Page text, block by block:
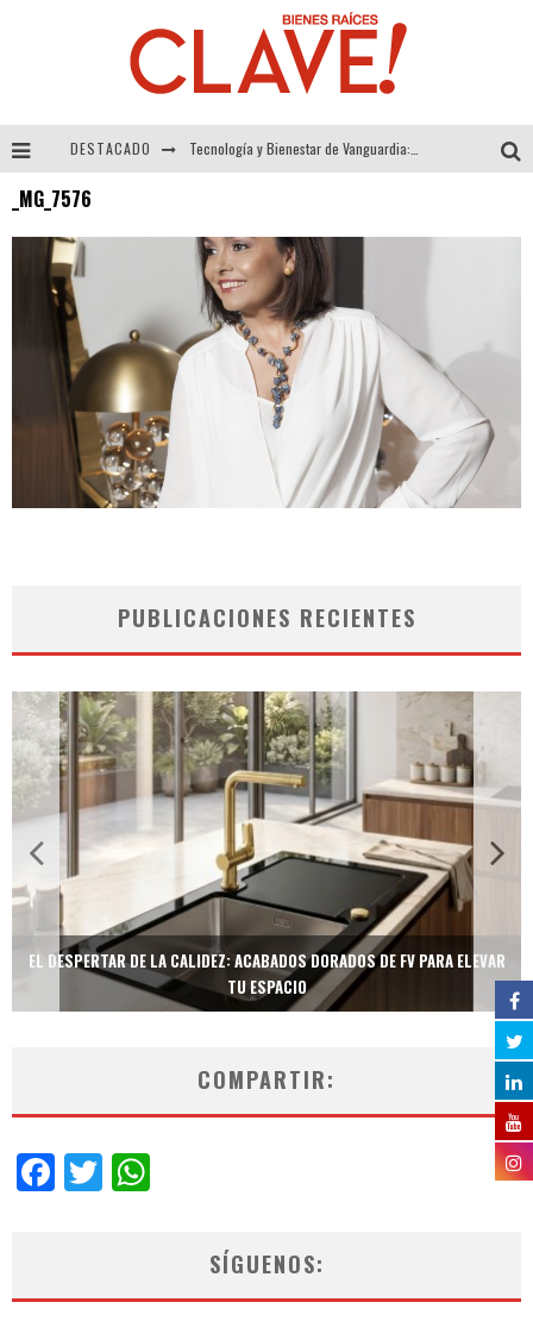
DESTACADO
Alexandra Bedoya – La Constancia detrás de La Paletería
_MG_7576
PUBLICACIONES RECIENTES
EL DESPERTAR DE LA CALIDEZ: ACABADOS DORADOS DE FV PARA ELEVAR
TU ESPACIO
COMPARTIR:
Facebook
Twitter
SÍGUENOS: